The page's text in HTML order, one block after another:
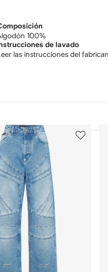
100%
de lavado
las instrucciones del
4